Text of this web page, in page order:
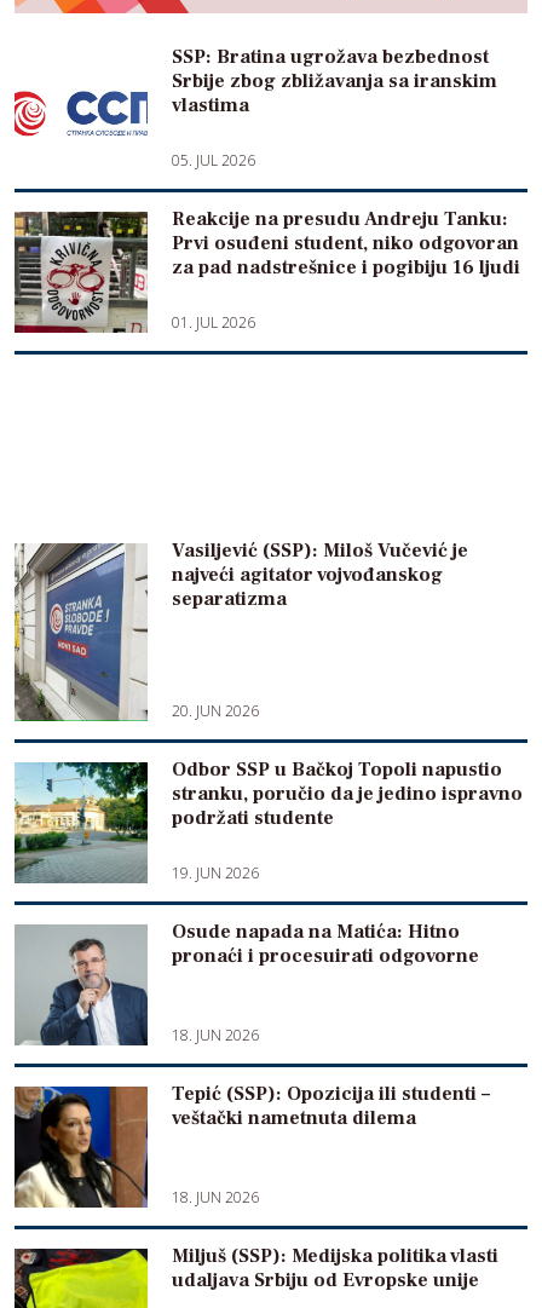
SSP: Bratina ugrožava bezbednost
Srbije zbog zbližavanja sa iranskim
vlastima
05. JUL 2026
Reakcije na presudu Andreju Tanku:
Prvi osuđeni student, niko odgovoran
za pad nadstrešnice i pogibiju 16 ljudi
01. JUL 2026
Vasiljević (SSP): Miloš Vučević je
najveći agitator vojvođanskog
separatizma
20. JUN 2026
Odbor SSP u Bačkoj Topoli napustio
stranku, poručio da je jedino ispravno
podržati studente
19. JUN 2026
Osude napada na Matića: Hitno
pronaći i procesuirati odgovorne
18. JUN 2026
Tepić (SSP): Opozicija ili studenti –
veštački nametnuta dilema
18. JUN 2026
Miljuš (SSP): Medijska politika vlasti
udaljava Srbiju od Evropske unije